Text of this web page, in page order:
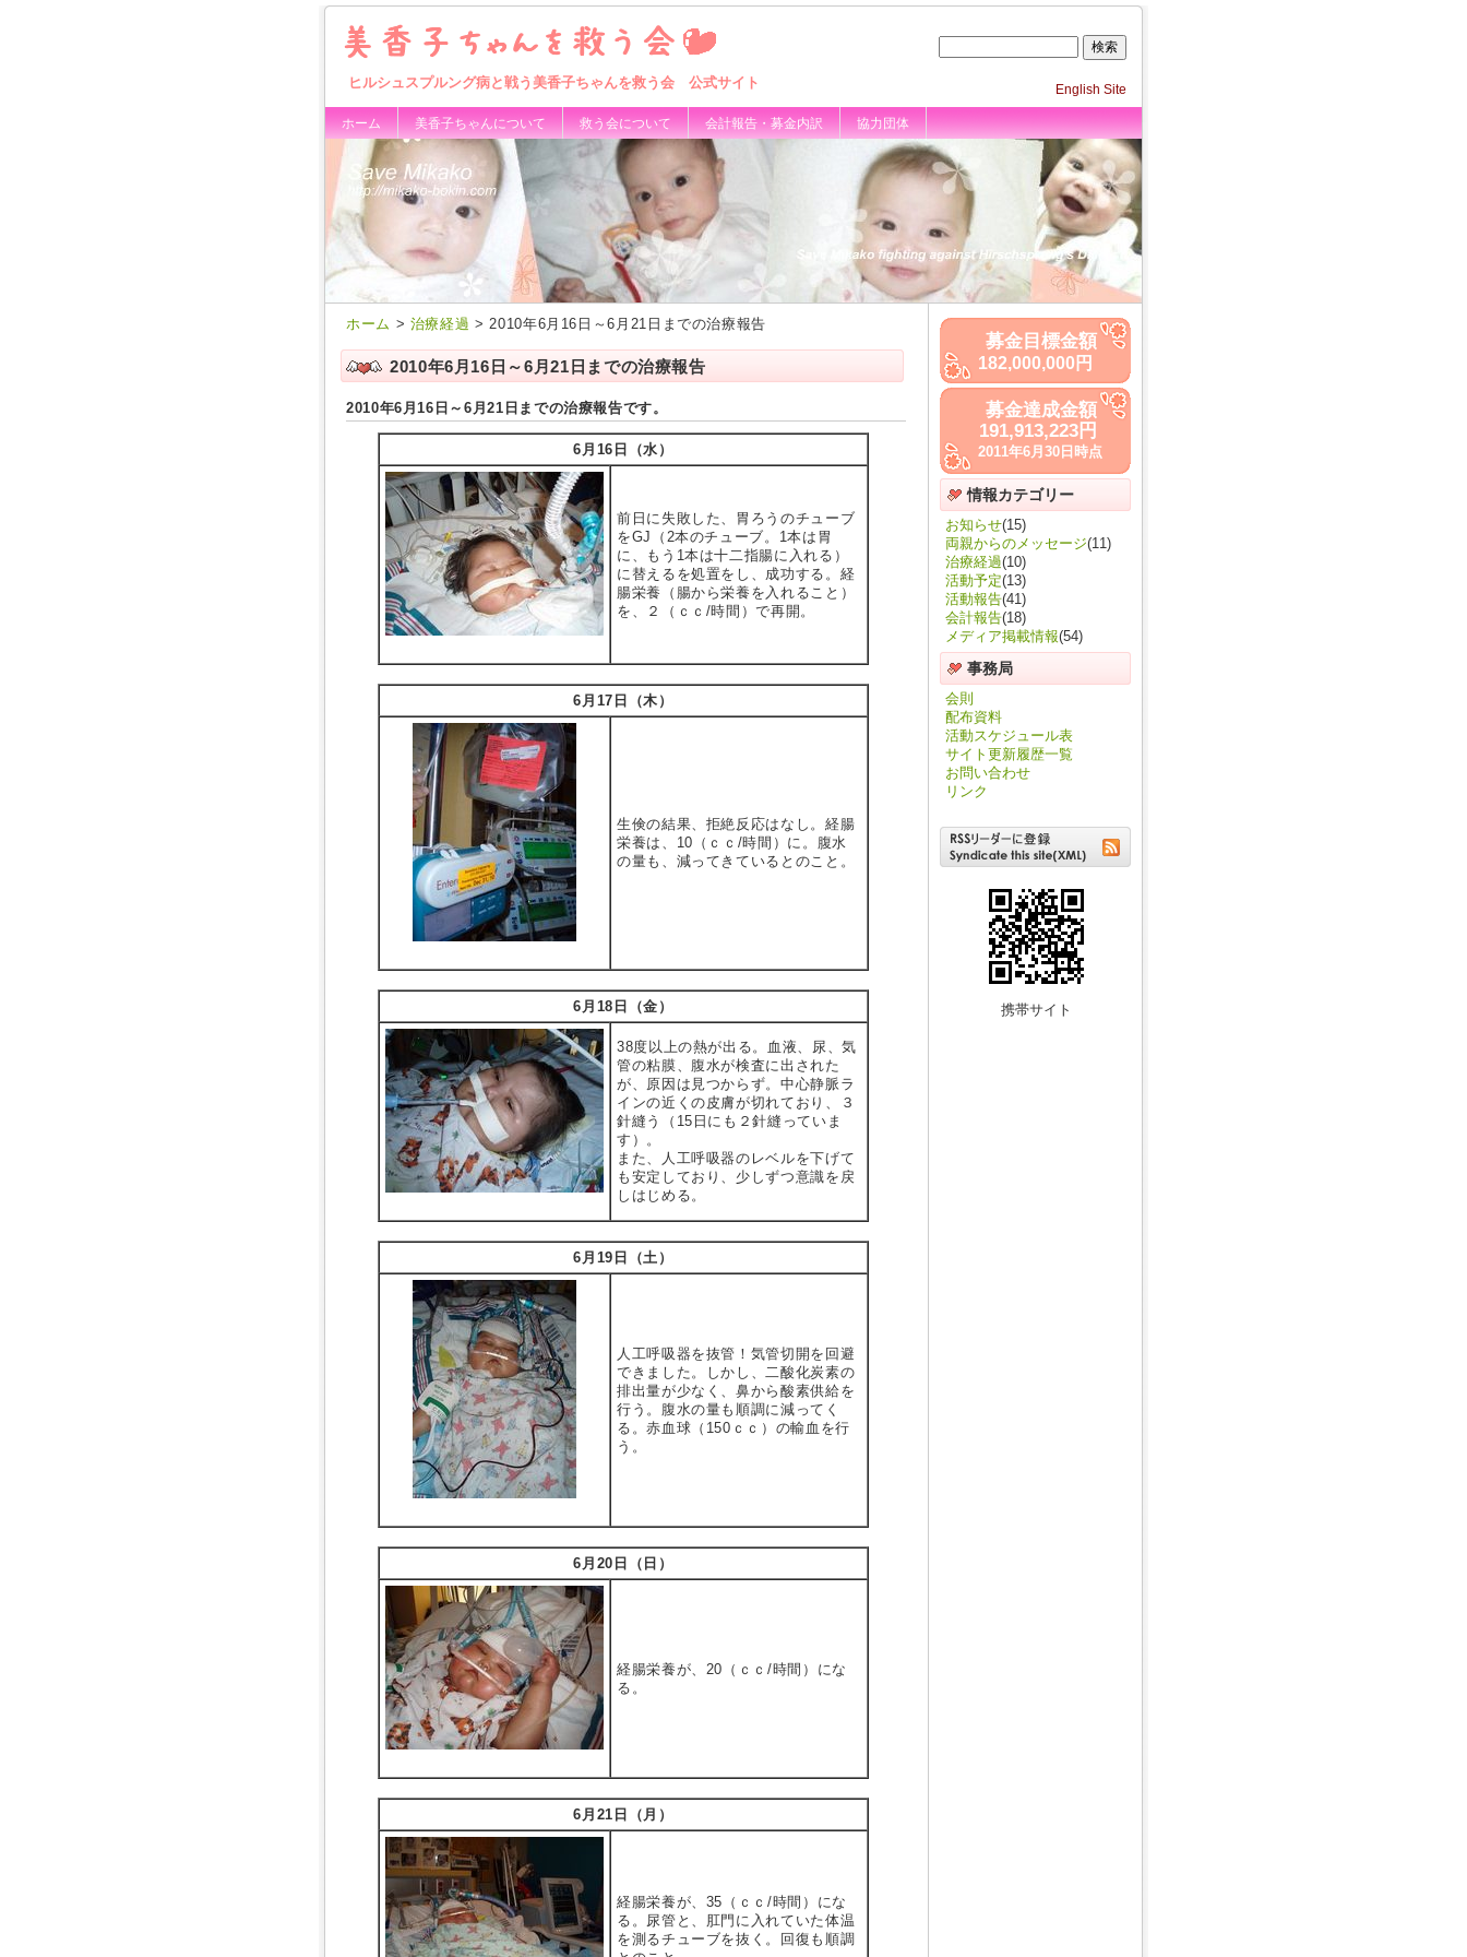
ヒルシュスプルング病と戦う美香子ちゃんを救う会 公式サイト English Site
ホーム 美香子ちゃんについて 救う会について 会計報告・募金内訳 協力団体
ホーム > 治療経過 > 2010年6月16日～6月21日までの治療報告
2010年6月16日～6月21日までの治療報告
2010年6月16日～6月21日までの治療報告です。
6月16日（水）
前日に失敗した、胃ろうのチューブ
をGJ（2本のチューブ。1本は胃
に、もう1本は十二指腸に入れる）
に替えるを処置をし、成功する。経
腸栄養（腸から栄養を入れること）
を、２（ｃｃ/時間）で再開。
6月17日（木）
生倹の結果、拒絶反応はなし。経腸
栄養は、10（ｃｃ/時間）に。腹水
の量も、減ってきているとのこと。
6月18日（金）
38度以上の熱が出る。血液、尿、気
管の粘膜、腹水が検査に出された
が、原因は見つからず。中心静脈ラ
インの近くの皮膚が切れており、３
針縫う（15日にも２針縫っていま
す）。
また、人工呼吸器のレベルを下げて
も安定しており、少しずつ意識を戻
しはじめる。
6月19日（土）
人工呼吸器を抜管！気管切開を回避
できました。しかし、二酸化炭素の
排出量が少なく、鼻から酸素供給を
行う。腹水の量も順調に減ってく
る。赤血球（150ｃｃ）の輸血を行
う。
6月20日（日）
経腸栄養が、20（ｃｃ/時間）にな
る。
6月21日（月）
経腸栄養が、35（ｃｃ/時間）にな
る。尿管と、肛門に入れていた体温
を測るチューブを抜く。回復も順調
募金目標金額
182,000,000円
募金達成金額
191,913,223円
2011年6月30日時点
情報カテゴリー
お知らせ(15)
両親からのメッセージ(11)
治療経過(10)
活動予定(13)
活動報告(41)
会計報告(18)
メディア掲載情報(54)
事務局
会則
配布資料
活動スケジュール表
サイト更新履歴一覧
お問い合わせ
リンク
携帯サイト